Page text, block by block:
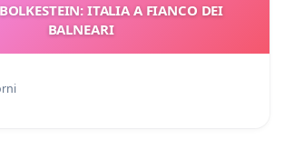
ITALIA A FIANCO DEI
BALNEARI